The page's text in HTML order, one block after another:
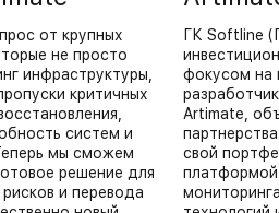
от крупных
не просто
инфраструктуры,
критичных
систем и
мы сможем
решение для
и перевода
ГК Softline
фокусом на
Artimate,
свой